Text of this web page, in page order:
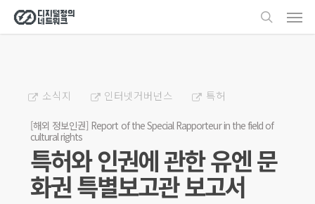
Skip
to
search
소식지 인터넷거버넌스 특허
[해외 정보인권] Report of the Special Rapporteur in the field of
cultural rights
특허와 인권에 관한 유엔 문
화권 특별보고관 보고서